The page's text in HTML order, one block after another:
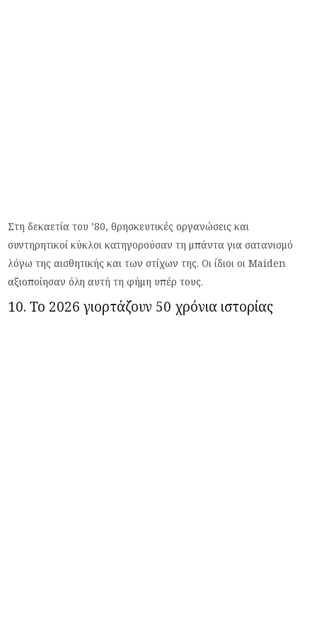
Στη δεκαετία του ’80, θρησκευτικές οργανώσεις και
συντηρητικοί κύκλοι κατηγορούσαν τη μπάντα για σατανισμό
λόγω της αισθητικής και των στίχων της. Οι ίδιοι οι Maiden
αξιοποίησαν όλη αυτή τη φήμη υπέρ τους.
10. Το 2026 γιορτάζουν 50 χρόνια ιστορίας